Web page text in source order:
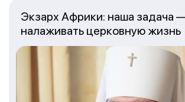
Экзарх Африки: наша задача
налаживать церковную жизнь